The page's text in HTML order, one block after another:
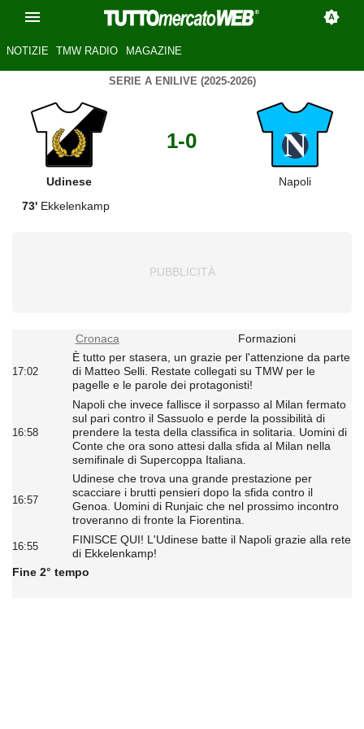
NOTIZIE TMW RADIO MAGAZINE
SERIE A ENILIVE (2025-2026)
Udinese
1-0
Napoli
73' Ekkelenkamp
Cronaca Formazioni
17:02
È tutto per stasera, un grazie per l'attenzione da parte
di Matteo Selli. Restate collegati su TMW per le
pagelle e le parole dei protagonisti!
16:58
Napoli che invece fallisce il sorpasso al Milan fermato
sul pari contro il Sassuolo e perde la possibilità di
prendere la testa della classifica in solitaria. Uomini di
Conte che ora sono attesi dalla sfida al Milan nella
semifinale di Supercoppa Italiana.
16:57
Udinese che trova una grande prestazione per
scacciare i brutti pensieri dopo la sfida contro il
Genoa. Uomini di Runjaic che nel prossimo incontro
troveranno di fronte la Fiorentina.
16:55
FINISCE QUI! L'Udinese batte il Napoli grazie alla rete
di Ekkelenkamp!
Fine 2° tempo